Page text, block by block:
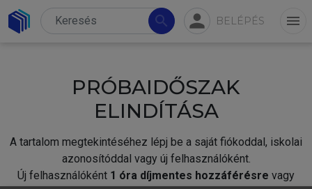
search person BELÉPÉS menu
PRÓBAIDŐSZAK
ELINDÍTÁSA
A tartalom megtekintéséhez lépj be a saját fiókoddal, iskolai
azonosítóddal vagy új felhasználóként.
Új felhasználóként 1 óra díjmentes hozzáférésre vagy